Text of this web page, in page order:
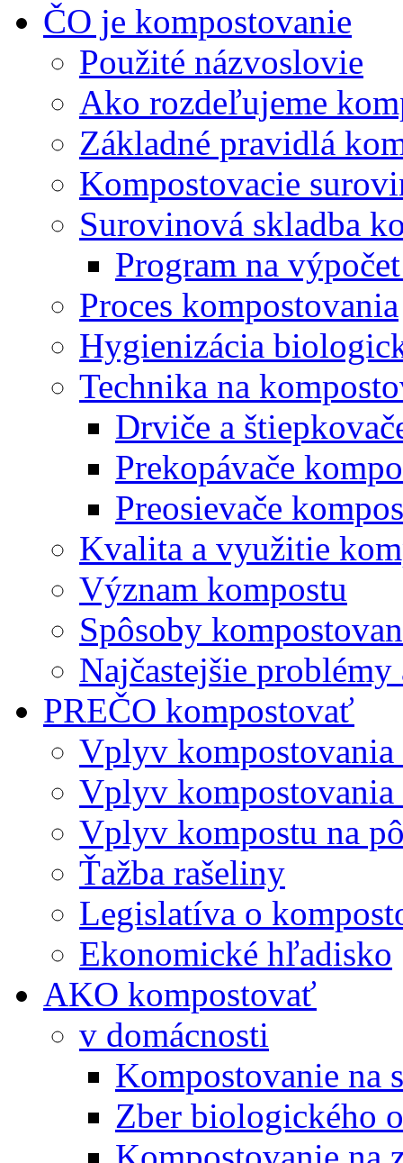
ČO je kompostovanie
Použité názvoslovie
Ako rozdeľujeme
Základné pravidlá
Kompostovacie
Surovinová skladba
Program na
Proces kompostovania
Hygienizácia
Technika na
Drviče a
Prekopávače
Preosievače
Kvalita a využitie
Význam kompostu
Spôsoby
Najčastejšie problémy
PREČO kompostovať
Vplyv kompostovania
Vplyv
Vplyv kompostu na
Ťažba rašeliny
Legislatíva o
Ekonomické hľadisko
AKO kompostovať
v domácnosti
Kompostovanie na
Zber biologického